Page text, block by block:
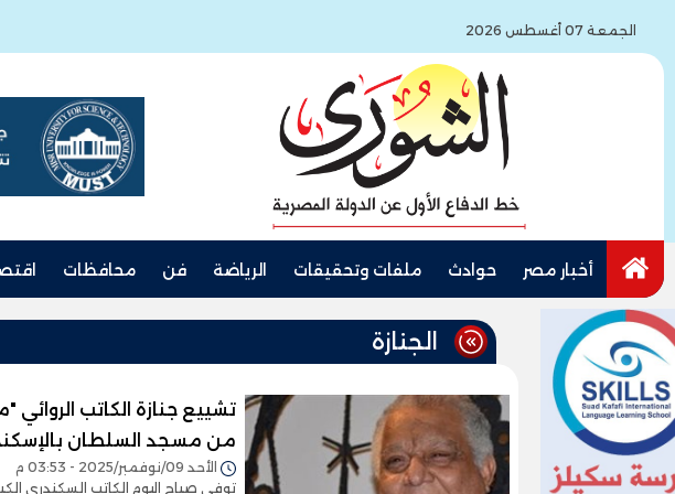
الجمعة 07 أغسطس 2026
أخبار مصر حوادث ملفات وتحقيقات الرياضة فن محافظات
الجنازة
تشييع جنازة الكاتب
من مسجد السلطان
الأحد 09/نوفمبر/2025 - 03:53 م
توفى صباح اليوم الكاتب السكندري